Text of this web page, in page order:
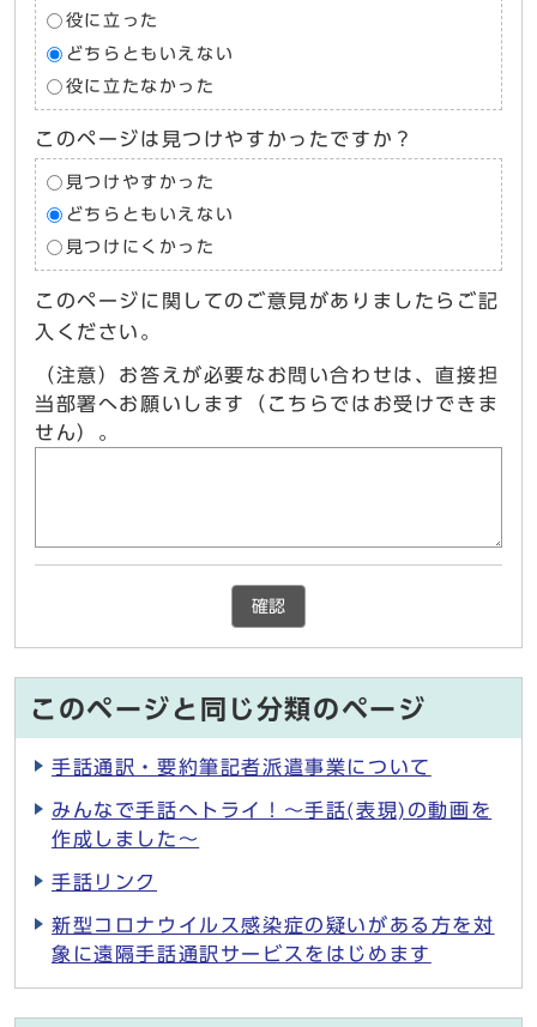
役に立った
どちらともいえない
役に立たなかった
このページは見つけやすかったですか？
見つけやすかった
どちらともいえない
見つけにくかった
このページに関してのご意見がありましたらご記
入ください。
（注意）お答えが必要なお問い合わせは、直接担
当部署へお願いします（こちらではお受けできま
せん）。
確認
このページと同じ分類のページ
手話通訳・要約筆記者派遣事業について
みんなで手話へトライ！～手話(表現)の動画を
作成しました～
手話リンク
新型コロナウイルス感染症の疑いがある方を対
象に遠隔手話通訳サービスをはじめます